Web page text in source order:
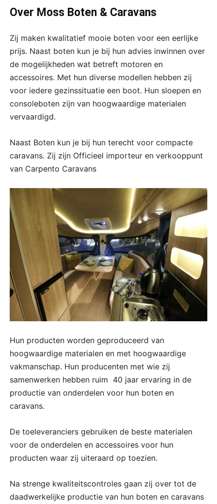
Over Moss Boten & Caravans
Zij maken kwalitatief mooie boten voor een eerlijke
prijs. Naast boten kun je bij hun advies inwinnen over
de mogelijkheden wat betreft motoren en
accessoires. Met hun diverse modellen hebben zij
voor iedere gezinssituatie een boot. Hun sloepen en
consoleboten zijn van hoogwaardige materialen
vervaardigd.
Naast Boten kun je bij hun terecht voor compacte
caravans. Zij zijn Officieel importeur en verkooppunt
van Carpento Caravans
Hun producten worden geproduceerd van
hoogwaardige materialen en met hoogwaardige
vakmanschap. Hun producenten met wie zij
samenwerken hebben ruim 40 jaar ervaring in de
productie van onderdelen voor hun boten en
caravans.
De toeleveranciers gebruiken de beste materialen
voor de onderdelen en accessoires voor hun
producten waar zij uiteraard op toezien.
Na strenge kwaliteitscontroles gaan zij over tot de
daadwerkelijke productie van hun boten en caravans